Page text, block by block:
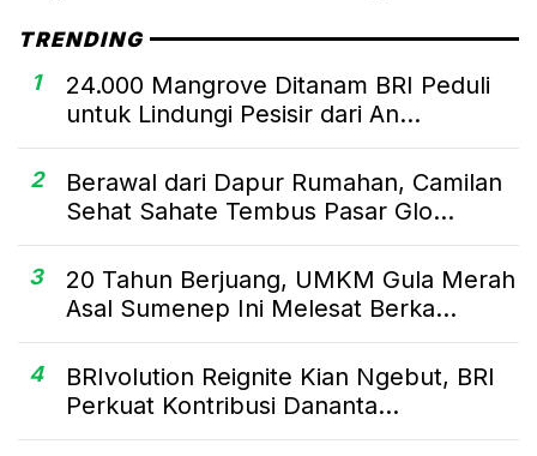
TRENDING
1
24.000 Mangrove Ditanam BRI Peduli
untuk Lindungi Pesisir dari An...
2
Berawal dari Dapur Rumahan, Camilan
Sehat Sahate Tembus Pasar Glo...
3
20 Tahun Berjuang, UMKM Gula Merah
Asal Sumenep Ini Melesat Berka...
4
BRIvolution Reignite Kian Ngebut, BRI
Perkuat Kontribusi Dananta...